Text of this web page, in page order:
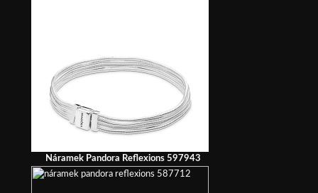
Náramek Pandora Reflexions 597943